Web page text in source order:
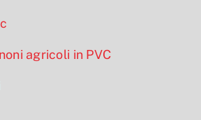
agricoli in PVC